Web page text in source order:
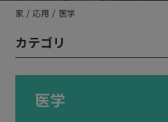
家 応用 医学
旋盤
フライス盤
医学